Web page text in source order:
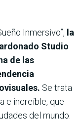
Inmersivo”, la
Studio
de las
Se trata
e increíble, que
del mundo.